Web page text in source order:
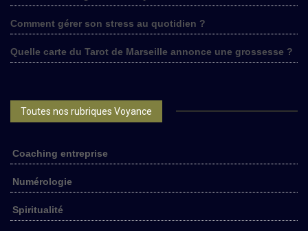
Comment gérer son stress au quotidien ?
Quelle carte du Tarot de Marseille annonce une grossesse ?
Toutes nos rubriques Voyance
Coaching entreprise
Numérologie
Spiritualité